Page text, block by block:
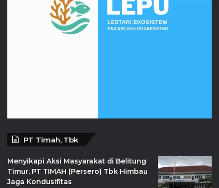
PT Timah, Tbk
Menyikapi Aksi Masyarakat di Belitung
Timur, PT TIMAH (Persero) Tbk Himbau
Jaga Kondusifitas